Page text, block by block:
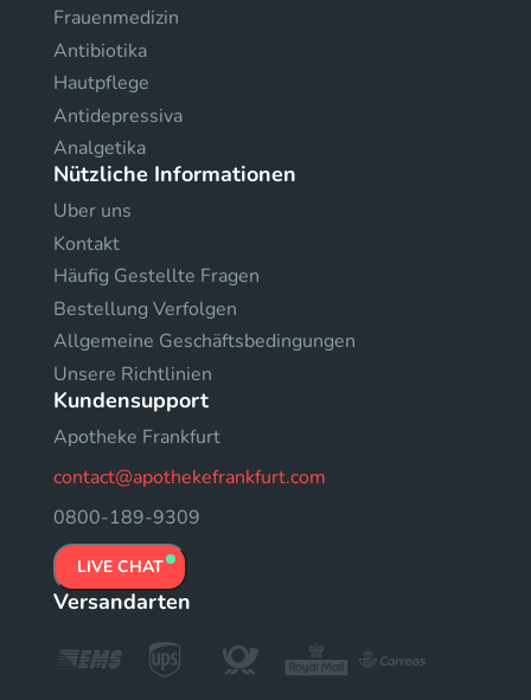
Frauenmedizin
Antibiotika
Hautpflege
Antidepressiva
Analgetika
Nützliche Informationen
Uber uns
Kontakt
Häufig Gestellte Fragen
Bestellung Verfolgen
Allgemeine Geschäftsbedingungen
Unsere Richtlinien
Kundensupport
Apotheke Frankfurt
contact@apothekefrankfurt.com
0800-189-9309
LIVE CHAT
Versandarten